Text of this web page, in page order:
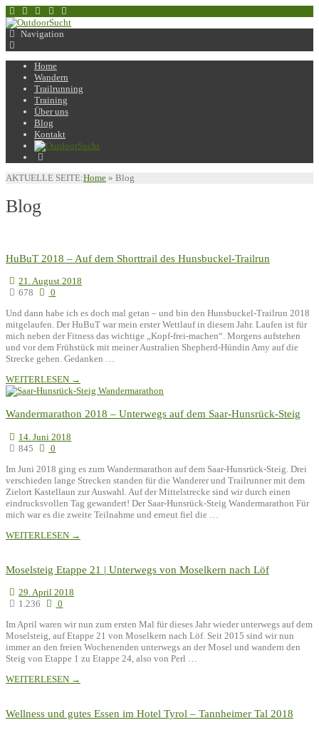
Navigation
Home
Wandern
Trailrunning
Training
Über uns
Blog
Kontakt
AKTUELLE SEITE:Home » Blog
Blog
HuBuT 2018 – Auf dem Shorttrail des Hunsbuckel-Trailrun
21. August 2018
678
0
Und dann habe ich es doch mal getan – und bin den Hunsbuckel-Trailrun 2018
mitgelaufen. Der HuBuT war mein erster Wettlauf in diesem Jahr. Laufen ist für
mich neben der Fitness das wichtige „Kopf-frei-machen“. Morgens aufstehen
und vor dem Frühstück mit meiner Australien Shepherd-Hündin Amy auf die
Strecke gehen. Gedanken …
WEITERLESEN →
Wandermarathon 2018 – Unterwegs auf dem Saar-Hunsrück-Steig
14. Juni 2018
845
0
Im Juni 2018 ging es zum Wandermarathon auf dem Saar-Hunsrück-Steig. Drei
verschieden lange Strecken standen für die Wanderer und Trailrunner mit dem
Zielort Kastellaun zur Auswahl. Auf der Mittelstrecke sind wir durch einen
eindrucksvollen Tag gewandert! Der Saar-Hunsrück-Steig Wandermarathon Für
mich war es die zweite Teilnahme und erneut fiel die …
WEITERLESEN →
Moselsteig Etappe 21 | Unterwegs von Moselkern nach Löf
29. April 2018
1.236
0
Im April waren wir nun zum ersten Mal für dieses Jahr wieder unterwegs auf dem
Moselsteig, auf Etappe 21 von Moselkern nach Löf. Seit 2015 sind wir nun
immer an den freien Wochenenden unterwegs an der Mosel und wandern den
Steig von Etappe 1 zu Etappe 24, also von Perl …
WEITERLESEN →
Wellness und gutes Essen im Hotel Tyrol – Tannheimer Tal 2018